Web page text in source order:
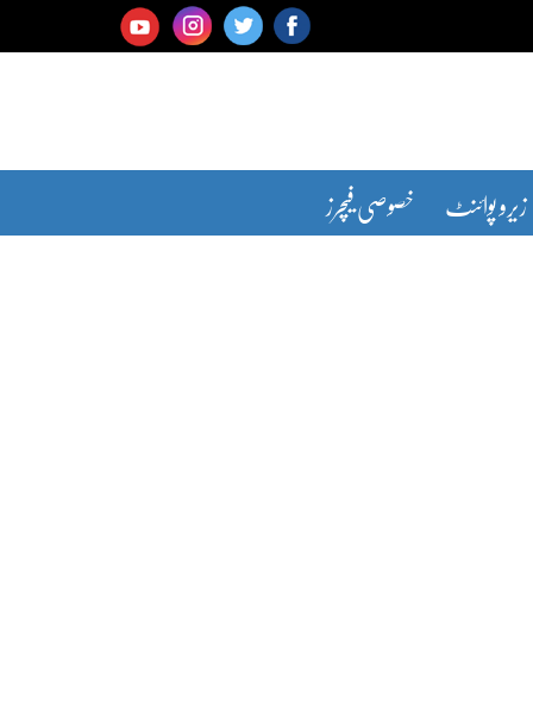
زیرو پوائنٹ خصوصی فیچرز